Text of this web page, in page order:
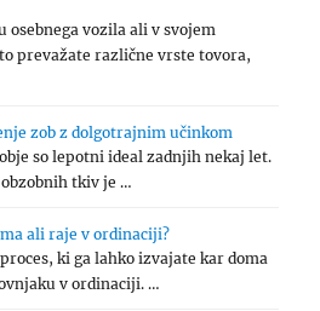
osebnega vozila ali v svojem
prevažate različne vrste tovora,
zob z dolgotrajnim učinkom
so lepotni ideal zadnjih nekaj let.
tkiv je …
ali raje v ordinaciji?
ki ga lahko izvajate kar doma
v ordinaciji. …